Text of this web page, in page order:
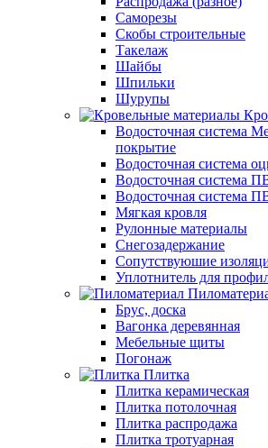
Саморезы
Скобы строительные
Такелаж
Шайбы
Шпильки
Шурупы
Водосточная система
покрытие
Водосточная система
Водосточная система
Водосточная система
Мягкая кровля
Рулонные материалы
Снегозадержание
Сопутствуюшие
Уплотнитель для
Брус, доска
Вагонка деревянная
Мебельные щиты
Погонаж
Плитка
Плитка керамическая
Плитка потолочная
Плитка распродажа
Плитка тротуарная